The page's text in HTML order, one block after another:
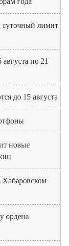
суточный лимит
по 21
до 15 августа
новые
ордена